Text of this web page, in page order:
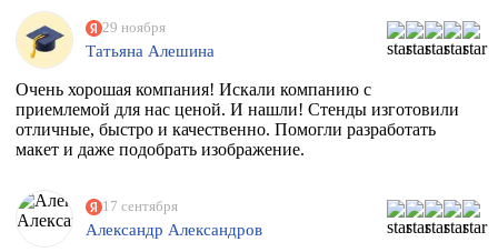
29 ноября
Татьяна Алешина
Очень хорошая компания! Искали компанию с
приемлемой для нас ценой. И нашли! Стенды изготовили
отличные, быстро и качественно. Помогли разработать
макет и даже подобрать изображение.
17 сентября
Александр Александров